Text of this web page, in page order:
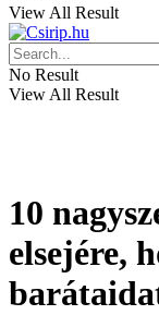
View All Result
No Result
View All Result
10
elsejére,